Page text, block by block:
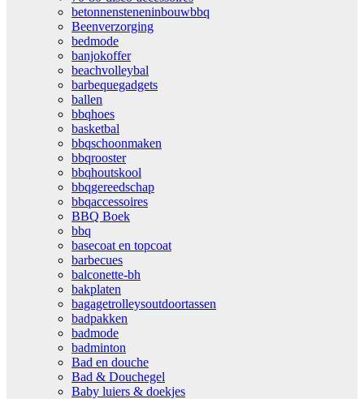
betonnensteneninbouwbbq
Beenverzorging
bedmode
banjokoffer
beachvolleybal
barbequegadgets
ballen
bbqhoes
basketbal
bbqschoonmaken
bbqrooster
bbqhoutskool
bbqgereedschap
bbqaccessoires
BBQ Boek
bbq
basecoat en topcoat
barbecues
balconette-bh
bakplaten
bagagetrolleysoutdoortassen
badpakken
badmode
badminton
Bad en douche
Bad & Douchegel
Baby luiers & doekjes